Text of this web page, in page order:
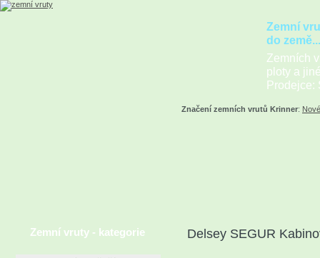
Zemní
do země...
Zemních
ploty a
Prodejce:
Značení zemních vrutů Krinner:
Delsey SEGUR
Zemní vruty - kategorie